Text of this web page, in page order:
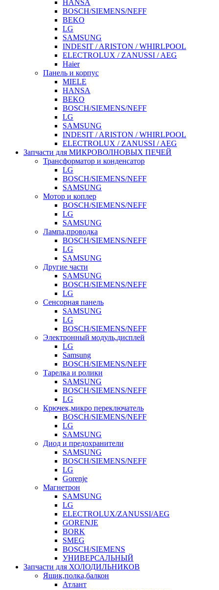
HANSA
BOSCH/SIEMENS/NEFF
BEKO
LG
SAMSUNG
INDESIT / ARISTON / WHIRLPOOL
ELECTROLUX / ZANUSSI / AEG
Haier
Панель и корпус
MIELE
HANSA
BEKO
BOSCH/SIEMENS/NEFF
LG
SAMSUNG
INDESIT / ARISTON / WHIRLPOOL
ELECTROLUX / ZANUSSI / AEG
Запчасти для МИКРОВОЛНОВЫХ ПЕЧЕЙ
Трансформатор и конденсатор
LG
BOSCH/SIEMENS/NEFF
SAMSUNG
Мотор и коплер
BOSCH/SIEMENS/NEFF
LG
SAMSUNG
Лампа,проводка
BOSCH/SIEMENS/NEFF
LG
SAMSUNG
Другие части
SAMSUNG
BOSCH/SIEMENS/NEFF
LG
Сенсорная панель
SAMSUNG
LG
BOSCH/SIEMENS/NEFF
Электронный модуль,дисплей
LG
Samsung
BOSCH/SIEMENS/NEFF
Тарелка и ролики
SAMSUNG
BOSCH/SIEMENS/NEFF
LG
Крючек,микро переключатель
BOSCH/SIEMENS/NEFF
LG
SAMSUNG
Диод и предохранители
SAMSUNG
BOSCH/SIEMENS/NEFF
LG
Gorenje
Магнетрон
SAMSUNG
LG
ELECTROLUX/ZANUSSI/AEG
GORENJE
BORK
SMEG
BOSCH/SIEMENS
УНИВЕРСАЛЬНЫЙ
Запчасти для ХОЛОДИЛЬНИКОВ
Ящик,полка,балкон
Атлант